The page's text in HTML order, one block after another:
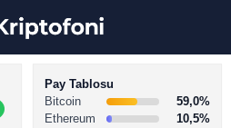
Pay Tablosu
Bitcoin
59,0%
Ethereum
10,5%